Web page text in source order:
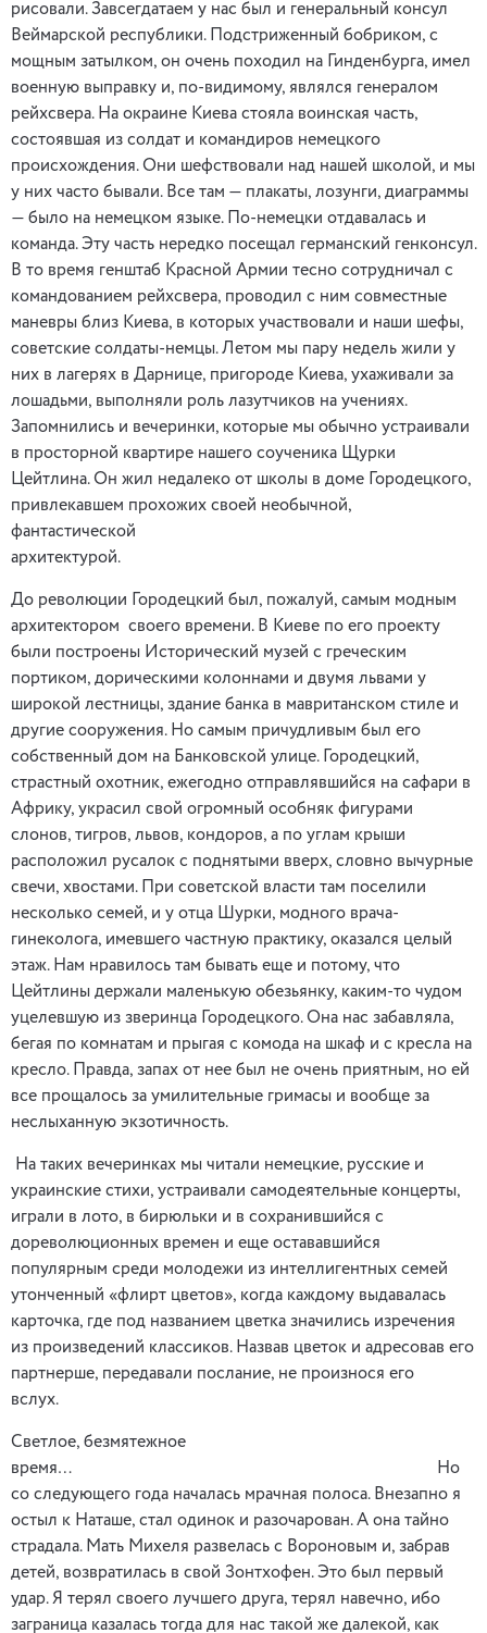
рисовали. Завсегдатаем у нас был и генеральный консул
Веймарской республики. Подстриженный бобриком, с
мощным затылком, он очень походил на Гинденбурга, имел
военную выправку и, по-видимому, являлся генералом
рейхсвера. На окраине Киева стояла воинская часть,
состоявшая из солдат и командиров немецкого
происхождения. Они шефствовали над нашей школой, и мы
у них часто бывали. Все там — плакаты, лозунги, диаграммы
— было на немецком языке. По-немецки отдавалась и
команда. Эту часть нередко посещал германский генконсул.
В то время генштаб Красной Армии тесно сотрудничал с
командованием рейхсвера, проводил с ним совместные
маневры близ Киева, в которых участвовали и наши шефы,
советские солдаты-немцы. Летом мы пару недель жили у
них в лагерях в Дарнице, пригороде Киева, ухаживали за
лошадьми, выполняли роль лазутчиков на учениях.
Запомнились и вечеринки, которые мы обычно устраивали
в просторной квартире нашего соученика Щурки
Цейтлина. Он жил недалеко от школы в доме Городецкого,
привлекавшем прохожих своей необычной,
фантастической
архитектурой.
До революции Городецкий был, пожалуй, самым модным
архитектором своего времени. В Киеве по его проекту
были построены Исторический музей с греческим
портиком, дорическими колоннами и двумя львами у
широкой лестницы, здание банка в мавританском стиле и
другие сооружения. Но самым причудливым был его
собственный дом на Банковской улице. Городецкий,
страстный охотник, ежегодно отправлявшийся на сафари в
Африку, украсил свой огромный особняк фигурами
слонов, тигров, львов, кондоров, а по углам крыши
расположил русалок с поднятыми вверх, словно вычурные
свечи, хвостами. При советской власти там поселили
несколько семей, и у отца Шурки, модного врача-
гинеколога, имевшего частную практику, оказался целый
этаж. Нам нравилось там бывать еще и потому, что
Цейтлины держали маленькую обезьянку, каким-то чудом
уцелевшую из зверинца Городецкого. Она нас забавляла,
бегая по комнатам и прыгая с комода на шкаф и с кресла на
кресло. Правда, запах от нее был не очень приятным, но ей
все прощалось за умилительные гримасы и вообще за
неслыханную экзотичность.
На таких вечеринках мы читали немецкие, русские и
украинские стихи, устраивали самодеятельные концерты,
играли в лото, в бирюльки и в сохранившийся с
дореволюционных времен и еще остававшийся
популярным среди молодежи из интеллигентных семей
утонченный «флирт цветов», когда каждому выдавалась
карточка, где под названием цветка значились изречения
из произведений классиков. Назвав цветок и адресовав его
партнерше, передавали послание, не произнося его
Светлое, безмятежное
время…
Но
со следующего года началась мрачная полоса. Внезапно я
остыл к Наташе, стал одинок и разочарован. А она тайно
страдала. Мать Михеля развелась с Вороновым и, забрав
детей, возвратилась в свой Зонтхофен. Это был первый
удар. Я терял своего лучшего друга, терял навечно, ибо
заграница казалась тогда для нас такой же далекой, как